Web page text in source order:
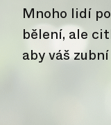
Mnoho lidí
bělení, ale
aby váš